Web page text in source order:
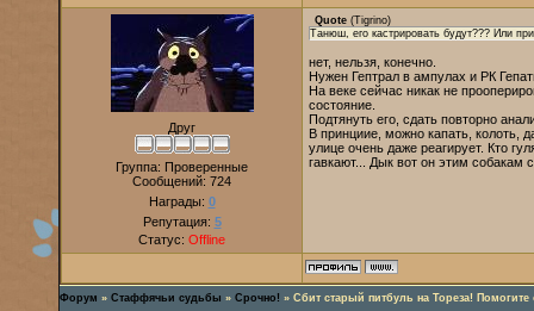
Друг
Группа: Проверенные
Сообщений: 724
Награды: 0
Репутация: 5
Статус: Offline
Quote (Tigrino)
Танюш, его кастрировать будут??? Или
нет, нельзя, конечно.
Нужен Гептрал в ампулах и РК
На веке сейчас никак не
состояние.
Подтянуть его, сдать повторно
В принциие, можно капать, колоть,
улице очень даже реагирует. Кто
гавкают... Дык вот он этим собакам
Форум » Стаффячьи судьбы » Срочно! » Сбит старый питбуль на Тореза! Помогите